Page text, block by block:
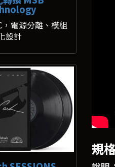
，電源分離、模組
設計
規